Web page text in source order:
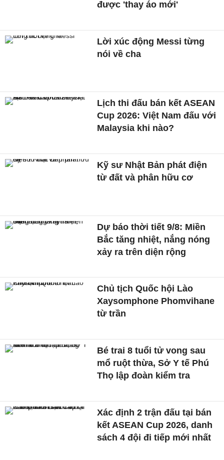
được 'thay áo mới'
Lời xúc động Messi từng
nói về cha
Lịch thi đấu bán kết ASEAN
Cup 2026: Việt Nam đấu với
Malaysia khi nào?
Kỹ sư Nhật Bản phát điện
từ đất và phân hữu cơ
Dự báo thời tiết 9/8: Miền
Bắc tăng nhiệt, nắng nóng
xảy ra trên diện rộng
Chủ tịch Quốc hội Lào
Xaysomphone Phomvihane
từ trần
Bé trai 8 tuổi tử vong sau
mổ ruột thừa, Sở Y tế Phú
Thọ lập đoàn kiểm tra
Xác định 2 trận đấu tại bán
kết ASEAN Cup 2026, danh
sách 4 đội đi tiếp mới nhất